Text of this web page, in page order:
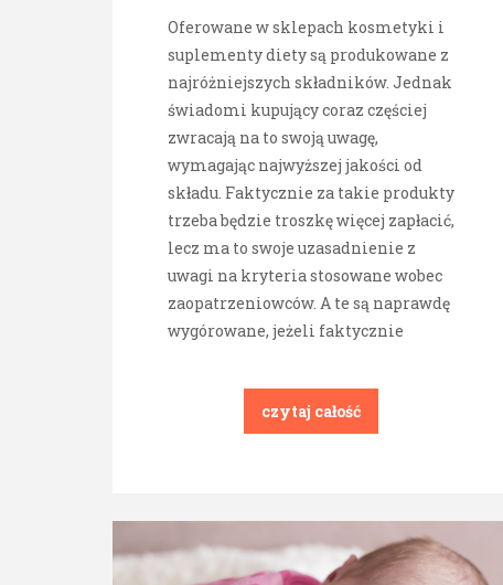
Oferowane w sklepach kosmetyki i
suplementy diety są produkowane z
najróżniejszych składników. Jednak
świadomi kupujący coraz częściej
zwracają na to swoją uwagę,
wymagając najwyższej jakości od
składu. Faktycznie za takie produkty
trzeba będzie troszkę więcej zapłacić,
lecz ma to swoje uzasadnienie z
uwagi na kryteria stosowane wobec
zaopatrzeniowców. A te są naprawdę
wygórowane, jeżeli faktycznie
czytaj całość